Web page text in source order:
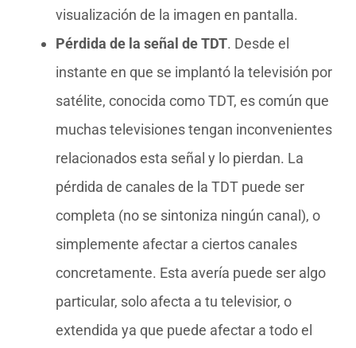
visualización de la imagen en pantalla.
Pérdida de la señal de TDT. Desde el
instante en que se implantó la televisión por
satélite, conocida como TDT, es común que
muchas televisiones tengan inconvenientes
relacionados esta señal y lo pierdan. La
pérdida de canales de la TDT puede ser
completa (no se sintoniza ningún canal), o
simplemente afectar a ciertos canales
concretamente. Esta avería puede ser algo
particular, solo afecta a tu televisior, o
extendida ya que puede afectar a todo el